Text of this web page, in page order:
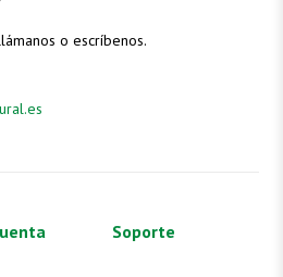
o escríbenos.
Soporte